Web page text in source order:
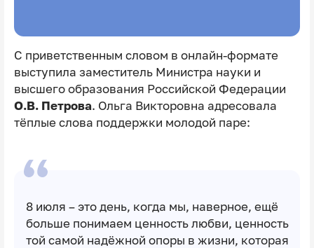
С приветственным словом в онлайн-формате
выступила заместитель Министра науки и
высшего образования Российской Федерации
О.В. Петрова. Ольга Викторовна адресовала
тëплые слова поддержки молодой паре:
8 июля – это день, когда мы, наверное, ещё
больше понимаем ценность любви, ценность
той самой надёжной опоры в жизни, которая